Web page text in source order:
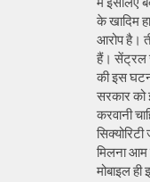
के खादिम
आरोप है।
हैं। सेंट्रल
की इस
सरकार को
करवानी
मिलना आम
मोबाइल